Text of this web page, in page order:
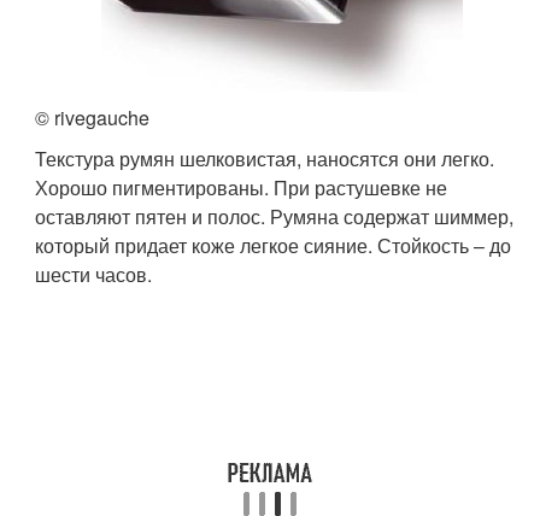
© rivegauche
Текстура румян шелковистая, наносятся они легко.
Хорошо пигментированы. При растушевке не
оставляют пятен и полос. Румяна содержат шиммер,
который придает коже легкое сияние. Стойкость – до
шести часов.